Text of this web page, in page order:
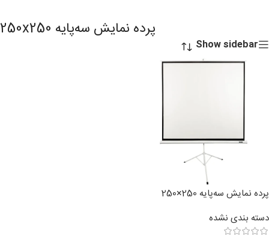
پرده نمایش سه‌پایه 250x250
Show sidebar
پرده نمایش سه‌پایه 250×250
دسته بندی نشده